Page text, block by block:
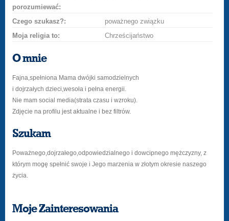
porozumiewać:
Czego szukasz?:
poważnego związku
Moja religia to:
Chrześcijaństwo
O mnie
Fajna,spełniona Mama dwójki samodzielnych
i dojrzałych dzieci,wesoła i pełna energii.
Nie mam social media(strata czasu i wzroku).
Zdjęcie na profilu jest aktualne i bez filtrów.
Szukam
Poważnego,dojrzałego,odpowiedzialnego i dowcipnego mężczyzny, z
którym mogę spełnić swoje i Jego marzenia w złotym okresie naszego
życia.
Moje Zainteresowania